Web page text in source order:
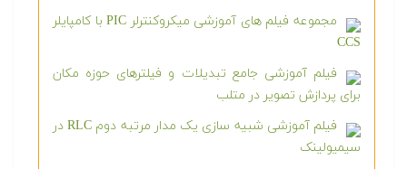
مجموعه فیلم های آموزشی میکروکنترلر PIC با کامپایلر
CCS
فیلم آموزشی جامع تبدیلات و فیلترهای حوزه مکان
برای پردازش تصویر در متلب
فیلم آموزشی شبیه سازی یک مدار مرتبه دوم RLC در
سیمیولینک